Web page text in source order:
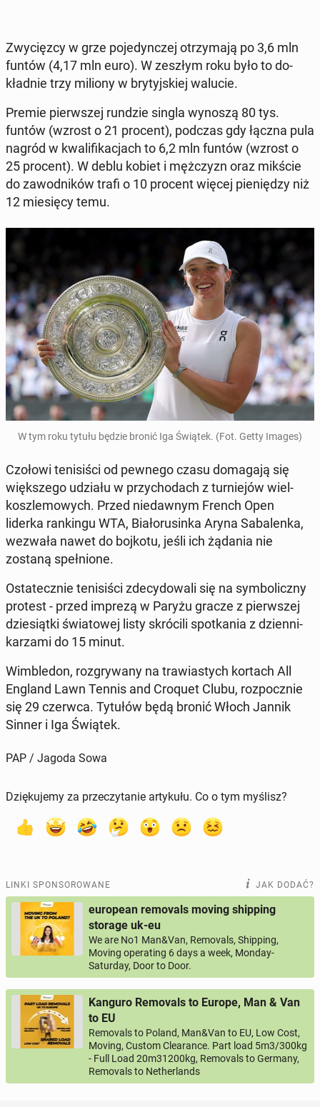
Zwy­cięz­cy w grze po­je­dyn­czej otrzy­ma­ją po 3,6 mln
funtów (4,17 mln euro). W zeszłym roku było to do­
kład­nie trzy miliony w bry­tyj­skiej walucie.
Premie pierw­szej rundzie singla wynoszą 80 tys.
funtów (wzrost o 21 procent), podczas gdy łączna pula
nagród w kwa­li­fi­ka­cjach to 6,2 mln funtów (wzrost o
25 procent). W deblu kobiet i męż­czyzn oraz mikście
do za­wod­ni­ków trafi o 10 procent więcej pie­nię­dzy niż
12 mie­się­cy temu.
W tym roku tytułu będzie bronić Iga Świątek. (Fot. Getty Images)
Czołowi te­ni­si­ści od pewnego czasu do­ma­ga­ją się
więk­sze­go udziału w przy­cho­dach z tur­nie­jów wiel­
kosz­le­mo­wych. Przed nie­daw­nym French Open
liderka ran­kin­gu WTA, Bia­ło­ru­sin­ka Aryna Sa­ba­len­ka,
wezwała nawet do bojkotu, jeśli ich żądania nie
zostaną speł­nio­ne.
Osta­tecz­nie te­ni­si­ści zde­cy­do­wa­li się na sym­bo­licz­ny
protest - przed imprezą w Paryżu gracze z pierw­szej
dzie­siąt­ki świa­to­wej listy skró­ci­li spo­tka­nia z dzien­ni­
ka­rza­mi do 15 minut.
Wim­ble­don, roz­gry­wa­ny na tra­wia­stych kortach All
England Lawn Tennis and Croquet Clubu, roz­pocz­nie
się 29 czerwca. Tytułów będą bronić Włoch Jannik
Sinner i Iga Świątek.
PAP / Jagoda Sowa
Dziękujemy za przeczytanie artykułu. Co o tym myślisz?
LINKI SPONSOROWANE JAK DODAĆ?
european removals moving shipping
storage uk-eu
We are No1 Man&Van, Removals, Shipping,
Moving operating 6 days a week, Monday-
Saturday, Door to Door.
Kanguro Removals to Europe, Man & Van
to EU
Removals to Poland, Man&Van to EU, Low Cost,
Moving, Custom Clearance. Part load 5m3/300kg
- Full Load 20m31200kg, Removals to Germany,
Removals to Netherlands